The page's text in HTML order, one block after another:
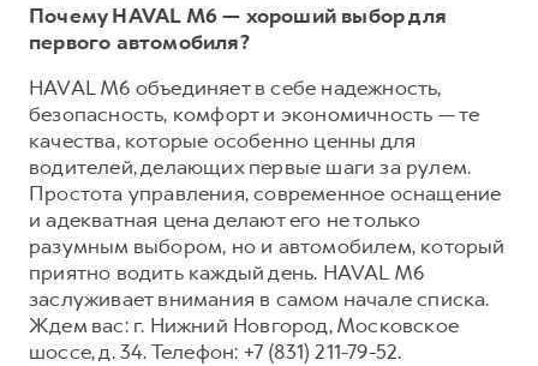
Почему HAVAL M6 — хороший выбор для
первого автомобиля?
HAVAL M6 объединяет в себе надежность,
безопасность, комфорт и экономичность — те
качества, которые особенно ценны для
водителей, делающих первые шаги за рулем.
Простота управления, современное оснащение
и адекватная цена делают его не только
разумным выбором, но и автомобилем, который
приятно водить каждый день. HAVAL M6
заслуживает внимания в самом начале списка.
Ждем вас: г. Нижний Новгород, Московское
шоссе, д. 34. Телефон: +7 (831) 211-79-52.